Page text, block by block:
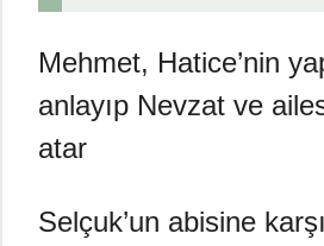
Mehmet, Hatice’nin
anlayıp Nevzat ve
atar
Selçuk’un abisine